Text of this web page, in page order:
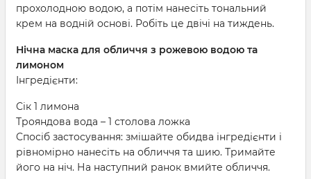
прохолодною водою, а потім нанесіть тональний
крем на водній основі. Робіть це двічі на тиждень.
Нічна маска для обличчя з рожевою водою та
лимоном
Інгредієнти:
Сік 1 лимона
Трояндова вода – 1 столова ложка
Спосіб застосування: змішайте обидва інгредієнти і
рівномірно нанесіть на обличчя та шию. Тримайте
його на ніч. На наступний ранок вмийте обличчя.